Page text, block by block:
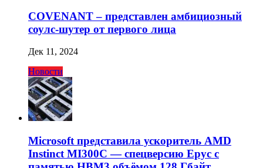
COVENANT – представлен амбициозный
соулс-шутер от первого лица
Дек 11, 2024
Новости
Microsoft представила ускоритель AMD
Instinct MI300C — спецверсию Epyc с